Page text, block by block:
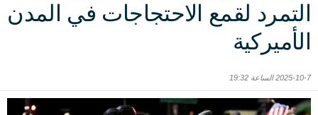
التمرد لقمع الاحتجاجات في المدن
الأميركية
2025-10-7 الساعة 19:32